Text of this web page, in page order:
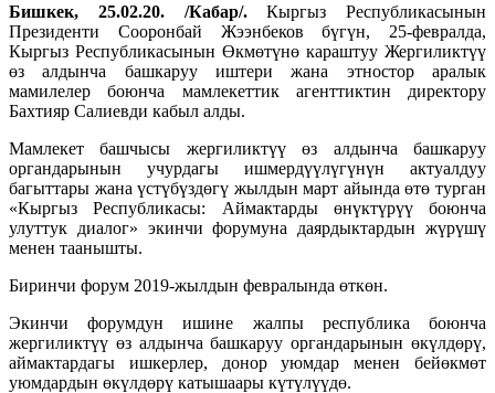
Бишкек, 25.02.20. /Кабар/.Кыргыз Республикасынын
Президенти Сооронбай Жээнбеков бүгүн, 25-февралда,
Кыргыз Республикасынын Өкмөтүнө караштуу Жергиликтүү
өз алдынча башкаруу иштери жана этностор аралык
мамилелер боюнча мамлекеттик агенттиктин директору
Бахтияр Салиевди кабыл алды.
Мамлекет башчысы жергиликтүү өз алдынча башкаруу
органдарынын учурдагы ишмердүүлүгүнүн актуалдуу
багыттары жана үстүбүздөгү жылдын март айында өтө турган
«Кыргыз Республикасы: Аймактарды өнүктүрүү боюнча
улуттук диалог» экинчи форумуна даярдыктардын жүрүшү
менен таанышты.
Биринчи форум 2019-жылдын февралында өткөн.
Экинчи форумдун ишине жалпы республика боюнча
жергиликтүү өз алдынча башкаруу органдарынын өкүлдөрү,
аймактардагы ишкерлер, донор уюмдар менен бейөкмөт
уюмдардын өкүлдөрү катышаары күтүлүүдө.